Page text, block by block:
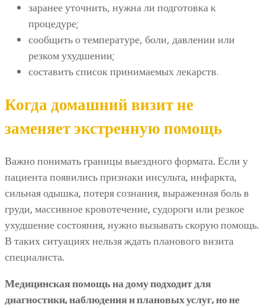
заранее уточнить, нужна ли подготовка к
процедуре;
сообщить о температуре, боли, давлении или
резком ухудшении;
составить список принимаемых лекарств.
Когда домашний визит не
заменяет экстренную помощь
Важно понимать границы выездного формата. Если у
пациента появились признаки инсульта, инфаркта,
сильная одышка, потеря сознания, выраженная боль в
груди, массивное кровотечение, судороги или резкое
ухудшение состояния, нужно вызывать скорую помощь.
В таких ситуациях нельзя ждать планового визита
специалиста.
Медицинская помощь на дому подходит для
диагностики, наблюдения и плановых услуг, но не